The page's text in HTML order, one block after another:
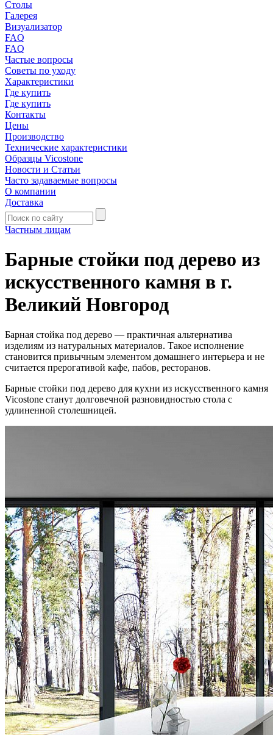
Столы
Галерея
Визуализатор
FAQ
FAQ
Частые вопросы
Советы по уходу
Характеристики
Где купить
Где купить
Контакты
Цены
Производство
Технические характеристики
Образцы Vicostone
Новости и Статьи
Часто задаваемые вопросы
О компании
Доставка
Частным лицам
Барные стойки под дерево из
искусственного камня в г.
Великий Новгород
Барная стойка под дерево — практичная альтернатива
изделиям из натуральных материалов. Такое исполнение
становится привычным элементом домашнего интерьера и не
считается прерогативой кафе, пабов, ресторанов.
Барные стойки под дерево для кухни из искусственного камня
Vicostone станут долговечной разновидностью стола с
удлиненной столешницей.